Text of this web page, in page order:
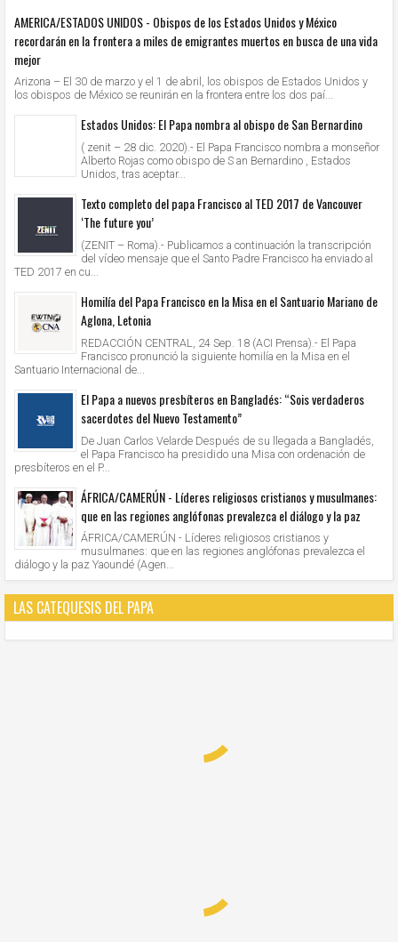
AMERICA/ESTADOS UNIDOS - Obispos de los Estados Unidos y México
recordarán en la frontera a miles de emigrantes muertos en busca de una vida
mejor
Arizona – El 30 de marzo y el 1 de abril, los obispos de Estados Unidos y
los obispos de México se reunirán en la frontera entre los dos paí...
Estados Unidos: El Papa nombra al obispo de San Bernardino
( zenit – 28 dic. 2020).- El Papa Francisco nombra a monseñor
Alberto Rojas como obispo de S an Bernardino , Estados
Unidos, tras aceptar...
Texto completo del papa Francisco al TED 2017 de Vancouver
‘The future you’
(ZENIT – Roma).- Publicamos a continuación la transcripción
del vídeo mensaje que el Santo Padre Francisco ha enviado al
TED 2017 en cu...
Homilía del Papa Francisco en la Misa en el Santuario Mariano de
Aglona, Letonia
REDACCIÓN CENTRAL, 24 Sep. 18 (ACI Prensa).- El Papa
Francisco pronunció la siguiente homilía en la Misa en el
Santuario Internacional de...
El Papa a nuevos presbíteros en Bangladés: “Sois verdaderos
sacerdotes del Nuevo Testamento”
De Juan Carlos Velarde Después de su llegada a Bangladés,
el Papa Francisco ha presidido una Misa con ordenación de
presbíteros en el P...
ÁFRICA/CAMERÚN - Líderes religiosos cristianos y musulmanes:
que en las regiones anglófonas prevalezca el diálogo y la paz
ÁFRICA/CAMERÚN - Líderes religiosos cristianos y
musulmanes: que en las regiones anglófonas prevalezca el
diálogo y la paz Yaoundé (Agen...
LAS CATEQUESIS DEL PAPA